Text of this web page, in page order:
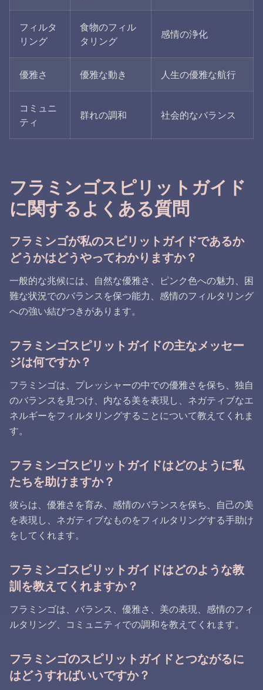
フィルタ
リング
食物のフィル
タリング
感情の浄化
優雅さ 優雅な動き 人生の優雅な航行
コミュニ
ティ
群れの調和 社会的なバランス
フラミンゴスピリットガイド
に関するよくある質問
フラミンゴが私のスピリットガイドであるか
どうかはどうやってわかりますか？
一般的な兆候には、自然な優雅さ、ピンク色への魅力、困
難な状況でのバランスを保つ能力、感情のフィルタリング
への強い結びつきがあります。
フラミンゴスピリットガイドの主なメッセー
ジは何ですか？
フラミンゴは、プレッシャーの中での優雅さを保ち、独自
のバランスを見つけ、内なる美を表現し、ネガティブなエ
ネルギーをフィルタリングすることについて教えてくれま
す。
フラミンゴスピリットガイドはどのように私
たちを助けますか？
彼らは、優雅さを育み、感情のバランスを保ち、自己の美
を表現し、ネガティブなものをフィルタリングする手助け
をしてくれます。
フラミンゴスピリットガイドはどのような教
訓を教えてくれますか？
フラミンゴは、バランス、優雅さ、美の表現、感情のフィ
ルタリング、コミュニティでの調和を教えてくれます。
フラミンゴのスピリットガイドとつながるに
はどうすればいいですか？